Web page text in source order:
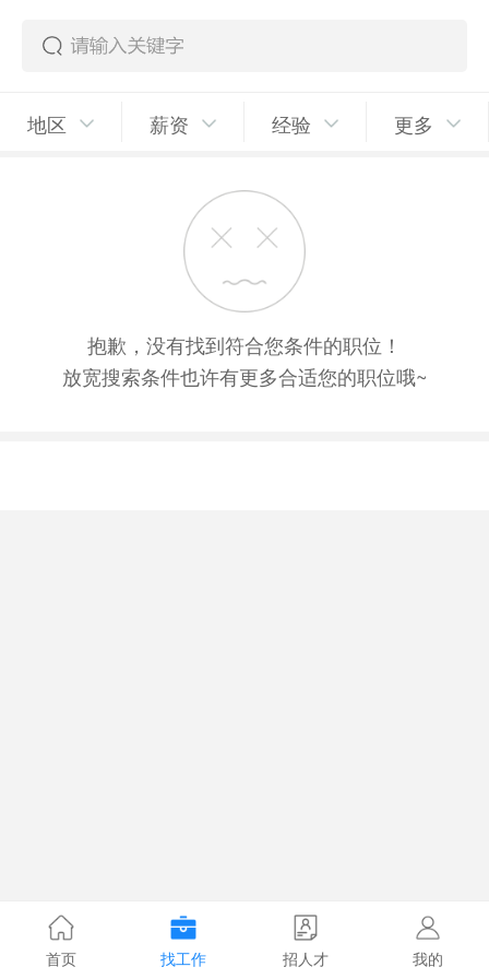
地区 薪资 经验 更多
抱歉，没有找到符合您条件的职位！
放宽搜索条件也许有更多合适您的职位哦~
首页 找工作 招人才 我的